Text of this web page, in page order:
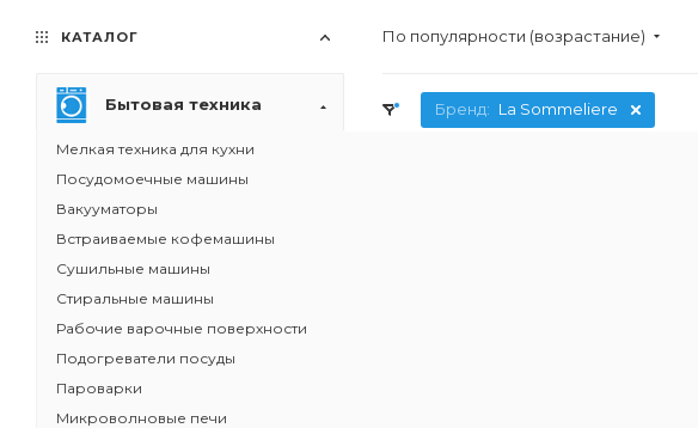
По популярности (возрастание)
Бренд: La Sommeliere
КАТАЛОГ
Бытовая техника
Мелкая техника для кухни
Посудомоечные машины
Вакууматоры
Встраиваемые кофемашины
Сушильные машины
Стиральные машины
Рабочие варочные поверхности
Подогреватели посуды
Пароварки
Микроволновые печи